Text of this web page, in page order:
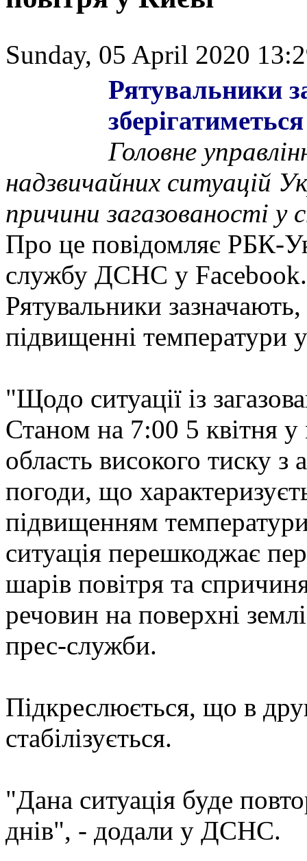
Sunday, 05 April 2020
Рятувальники
Головне
надзвичайних ситуацій
причини загазованості у
Про це повідомляє РБК-
службу ДСНС у Facebook.
Рятувальники
підвищенні температури
"Щодо ситуації із
Станом на 7:00 5 квітня у
область високого тиску
погоди, що
підвищенням
ситуація перешкоджає
шарів повітря та
речовин на поверхні
прес-служби.
Підкреслюється, що в
стабілізується.
"Дана ситуація буде
днів", - додали у ДСНС.